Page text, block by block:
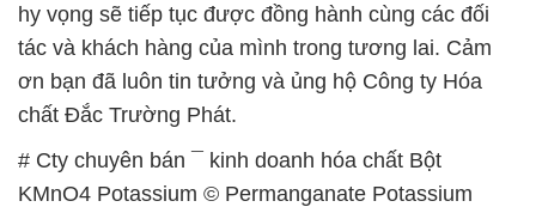
hy vọng sẽ tiếp tục được đồng hành cùng các đối
tác và khách hàng của mình trong tương lai. Cảm
ơn bạn đã luôn tin tưởng và ủng hộ Công ty Hóa
chất Đắc Trường Phát.
# Cty chuyên bán ¯ kinh doanh hóa chất Bột
KMnO4 Potassium © Permanganate Potassium